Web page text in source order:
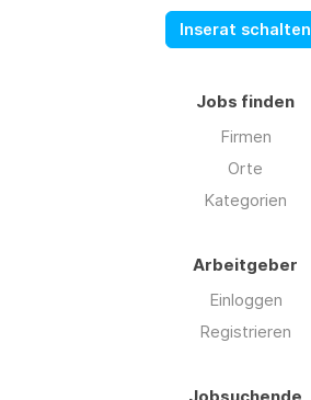
Inserat schalten
Jobs finden
Firmen
Orte
Kategorien
Arbeitgeber
Einloggen
Registrieren